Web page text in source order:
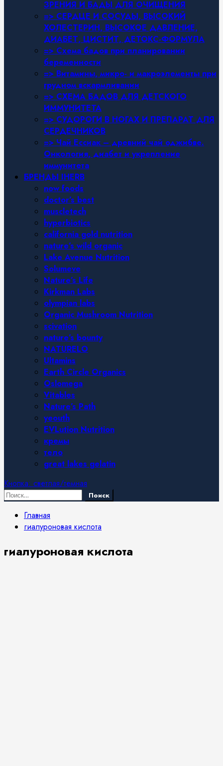
ЗРЕНИЯ И БАДЫ ДЛЯ ОЧИЩЕНИЯ
=> СЕРДЦЕ И СОСУДЫ, ВЫСОКИЙ
ХОЛЕСТЕРИН, ВЫСОКОЕ ДАВЛЕНИЕ,
ДИАБЕТ, ЦИСТИТ, ДЕТОКС-ФОРМУЛА
=> Схема бадов при планировании
беременности
=> Витамины, микро- и макроэлементы при
грудном вскармливании
=> СХЕМА БАДОВ ДЛЯ ДЕТСКОГО
ИММУНИТЕТА
=> СУДОРОГИ В НОГАХ И ПРЕПАРАТ ДЛЯ
СЕРДЕЧНИКОВ
=> Чай Ессиак – древний чай оджибве.
Онкология, диабет и укрепление
иммунитета
БРЕНДЫ IHERB
now foods
doctor’s best
muscletech
hyperbiotics
california gold nutrition
nature’s wild organic
Lake Avenue Nutrition
Solumeve
Nature’s Life
Kirkman Labs
olympian labs
Organic Mushroom Nutrition
scivation
nature’s bounty
NATURELO
Ultamins
Earth Circle Organics
Oslomega
Vitables
Nature’s Path
yeouth
EVLution Nutrition
кремы
тело
great lakes gelatin
Кнопка: светлая/темная
Найти:
Главная
гиалуроновая кислота
гиалуроновая кислота